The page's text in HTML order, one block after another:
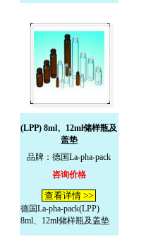
(LPP) 8ml、12ml储样瓶及
盖垫
品牌：德国La-pha-pack
咨询价格
查看详情 >>
德国La-pha-pack(LPP)
8ml、12ml储样瓶及盖垫